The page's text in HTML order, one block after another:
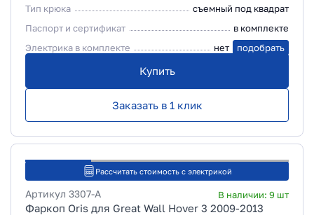
Тип крюка
съемный под квадрат
Паспорт и сертификат
в комплекте
Электрика в комплекте
нет подобрать
Купить
Заказать в 1 клик
Рассчитать стоимость с электрикой
Артикул 3307-A В наличии: 9 шт
Фаркоп Oris для Great Wall Hover 3 2009-2013